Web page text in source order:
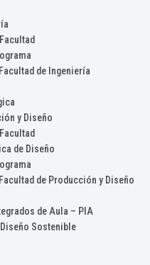
de Ingeniería
y Diseño
de Diseño
de Producción y Diseño
de Aula – PIA
Sostenible